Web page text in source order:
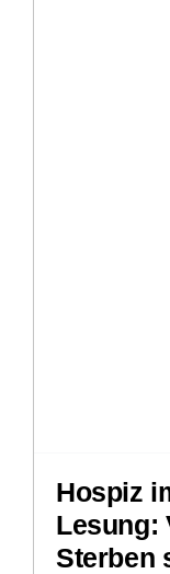
Hospiz
Lesung:
Sterben